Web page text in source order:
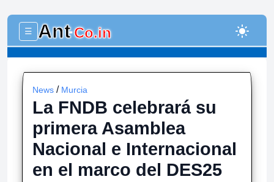
☰ Ant-Co.in light_mode
News / Murcia
La FNDB celebrará su
primera Asamblea
Nacional e Internacional
en el marco del DES25